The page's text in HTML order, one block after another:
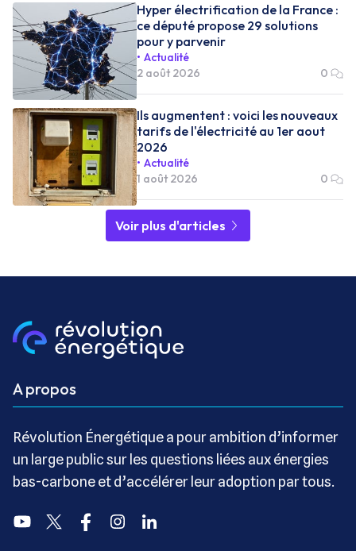
Hyper électrification de la France :
ce député propose 29 solutions
pour y parvenir
Actualité
2 août 2026
0
Ils augmentent : voici les nouveaux
tarifs de l'électricité au 1er aout
2026
Actualité
1 août 2026
0
Voir plus d'articles
A propos
Révolution Énergétique a pour ambition d’informer
un large public sur les questions liées aux énergies
bas-carbone et d’accélérer leur adoption par tous.
YoutubeTwitter FacebookInstagramLinkedin